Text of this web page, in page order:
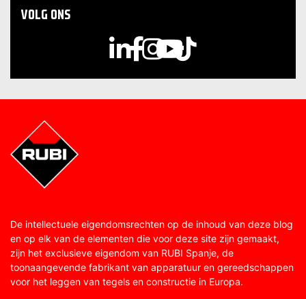
VOLG ONS
De intellectuele eigendomsrechten op de inhoud van deze blog
en op elk van de elementen die voor deze site zijn gemaakt,
zijn het exclusieve eigendom van RUBI Spanje, de
toonaangevende fabrikant van apparatuur en gereedschappen
voor het leggen van tegels en constructie in Europa.